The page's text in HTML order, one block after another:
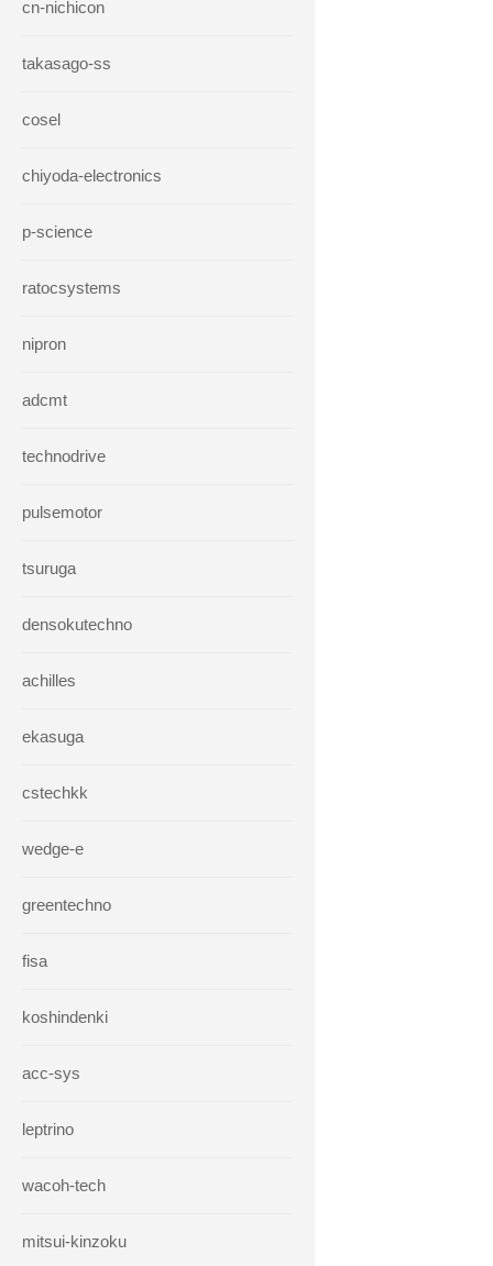
cn-nichicon
takasago-ss
cosel
chiyoda-electronics
p-science
ratocsystems
nipron
adcmt
technodrive
pulsemotor
tsuruga
densokutechno
achilles
ekasuga
cstechkk
wedge-e
greentechno
fisa
koshindenki
acc-sys
leptrino
wacoh-tech
mitsui-kinzoku